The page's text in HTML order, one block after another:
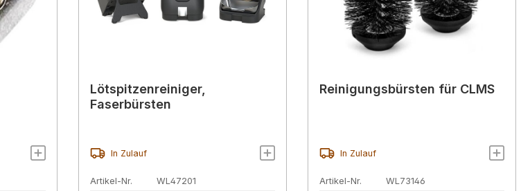
Lötspitzenreiniger,
Faserbürsten
In Zulauf
Artikel-Nr. WL47201
Reinigungsbürsten für CLMS
In Zulauf
Artikel-Nr. WL73146